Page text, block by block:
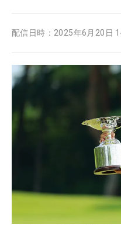
配信日時： 2025年6月20日